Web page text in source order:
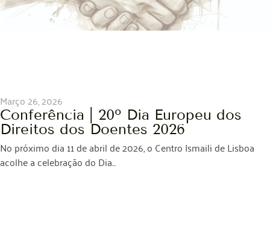
No próximo dia 11 de abril de 2026, o Centro Ismaili de Lisboa
acolhe a celebração do Dia...
Conferência | 20º Dia Europeu dos
Direitos dos Doentes 2026
Março 26, 2026